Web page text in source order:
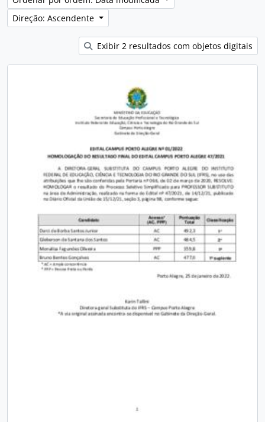
Direção: Ascendente
Exibir 2 resultados com objetos digitais